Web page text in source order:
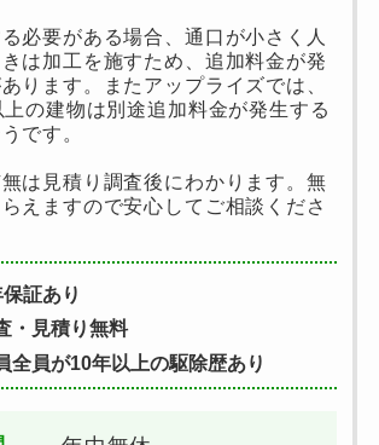
必要がある場合、通口が小さく人
は加工を施すため、追加料金が発
ります。またアップライズでは、
の建物は別途追加料金が発生する
です。
は見積り調査後にわかります。無
えますので安心してご相談くださ
証あり
・見積り無料
全員が10年以上の駆除歴あり